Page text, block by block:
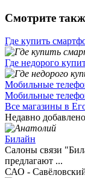
Смотрите
Где купить
Где недорого
Мобильные
Мобильные
Все магазины в
Недавно добавлено
Билайн
Салоны связи
предлагают ...
САО -